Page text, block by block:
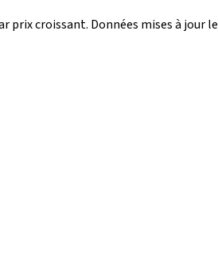
prix croissant. Données mises à jour le